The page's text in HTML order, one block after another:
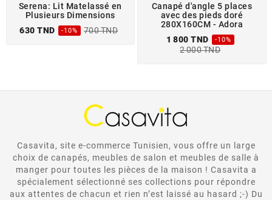
Serena: Lit Matelassé en
Plusieurs Dimensions
630 TND
-10% 700 TND
Canapé d'angle 5 places
avec des pieds doré
280X160CM - Adora
1 800 TND
-10%
2 000 TND
Casavita, site e-commerce Tunisien, vous offre un large
choix de canapés, meubles de salon et meubles de salle à
manger pour toutes les pièces de la maison ! Casavita a
spécialement sélectionné ses collections pour répondre
aux attentes de chacun et rien n’est laissé au hasard ;-) Du